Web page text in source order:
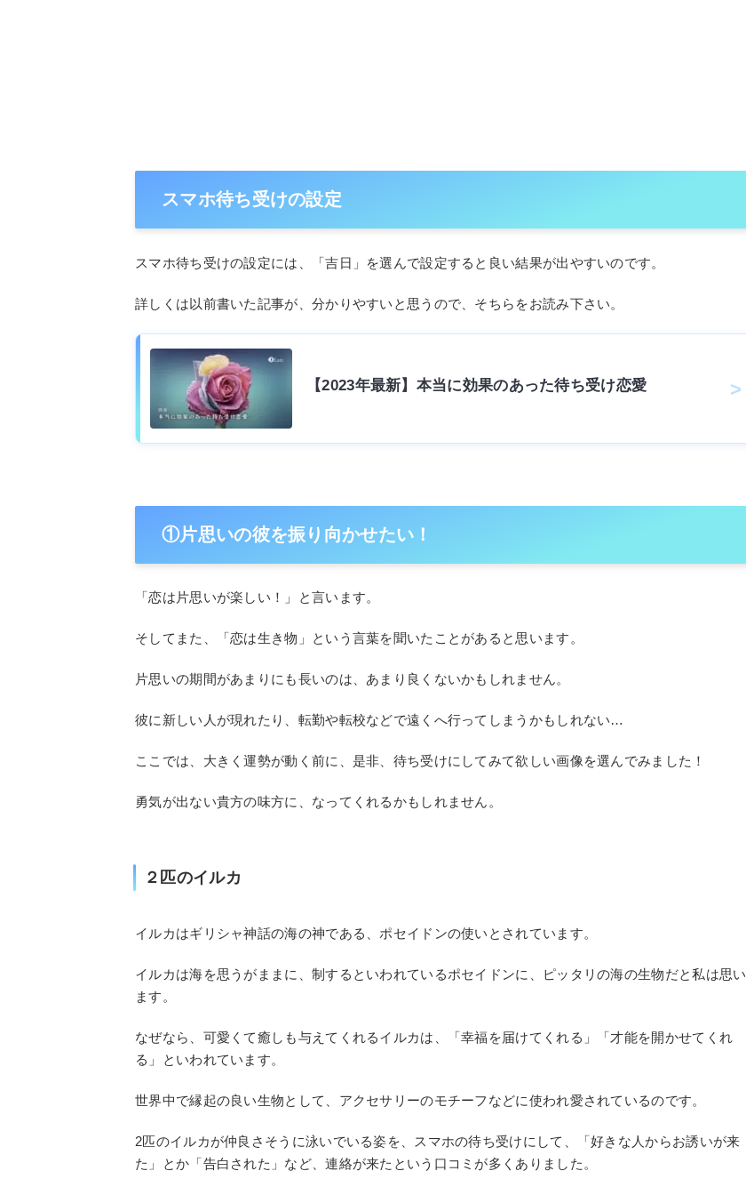
スマホ待ち受けの設定
スマホ待ち受けの設定には、「吉日」を選んで設定すると良い結果が出やすいのです。
詳しくは以前書いた記事が、分かりやすいと思うので、そちらをお読み下さい。
【2023年最新】本当に効果のあった待ち受け恋愛
①片思いの彼を振り向かせたい！
「恋は片思いが楽しい！」と言います。
そしてまた、「恋は生き物」という言葉を聞いたことがあると思います。
片思いの期間があまりにも長いのは、あまり良くないかもしれません。
彼に新しい人が現れたり、転勤や転校などで遠くへ行ってしまうかもしれない…
ここでは、大きく運勢が動く前に、是非、待ち受けにしてみて欲しい画像を選んでみました！
勇気が出ない貴方の味方に、なってくれるかもしれません。
２匹のイルカ
イルカはギリシャ神話の海の神である、ポセイドンの使いとされています。
イルカは海を思うがままに、制するといわれているポセイドンに、ピッタリの海の生物だと私は思い
ます。
なぜなら、可愛くて癒しも与えてくれるイルカは、「幸福を届けてくれる」「才能を開かせてくれ
る」といわれています。
世界中で縁起の良い生物として、アクセサリーのモチーフなどに使われ愛されているのです。
2匹のイルカが仲良さそうに泳いでいる姿を、スマホの待ち受けにして、「好きな人からお誘いが来
た」とか「告白された」など、連絡が来たという口コミが多くありました。